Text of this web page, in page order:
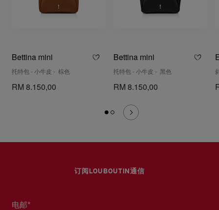
Bettina mini
托特包 - 小牛皮 - 棕色
RM 8.150,00
Bettina mini
托特包 - 小牛皮 - 黑色
RM 8.150,00
订阅LOUBOUTIN通信
电邮*